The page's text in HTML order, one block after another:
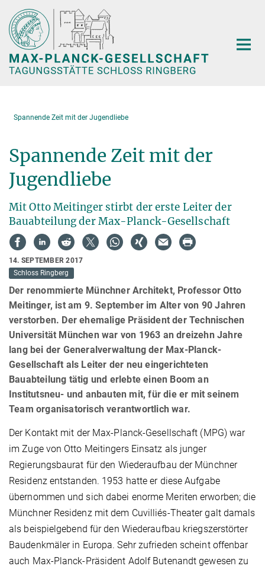
Hauptinhalt
Spannende Zeit mit der Jugendliebe
Spannende Zeit mit der
Jugendliebe
Mit Otto Meitinger stirbt der erste Leiter der
Bauabteilung der Max-Planck-Gesellschaft
14. SEPTEMBER 2017
Schloss Ringberg
Der renommierte Münchner Architekt, Professor Otto
Meitinger, ist am 9. September im Alter von 90 Jahren
verstorben. Der ehemalige Präsident der Technischen
Universität München war von 1963 an dreizehn Jahre
lang bei der Generalverwaltung der Max-Planck-
Gesellschaft als Leiter der neu eingerichteten
Bauabteilung tätig und erlebte einen Boom an
Institutsneu- und anbauten mit, für die er mit seinem
Team organisatorisch verantwortlich war.
Der Kontakt mit der Max-Planck-Gesellschaft (MPG) war
im Zuge von Otto Meitingers Einsatz als junger
Regierungsbaurat für den Wiederaufbau der Münchner
Residenz entstanden. 1953 hatte er diese Aufgabe
übernommen und sich dabei enorme Meriten erworben; die
Münchner Residenz mit dem Cuvilliés-Theater galt damals
als beispielgebend für den Wiederaufbau kriegszerstörter
Baudenkmäler in Europa. Sehr zufrieden scheint offenbar
auch Max-Planck-Präsident Adolf Butenandt gewesen zu